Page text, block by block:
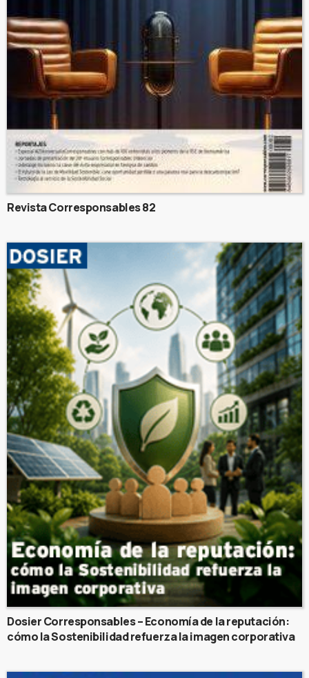
Revista Corresponsables 82
Dosier Corresponsables – Economía de la reputación:
cómo la Sostenibilidad refuerza la imagen corporativa